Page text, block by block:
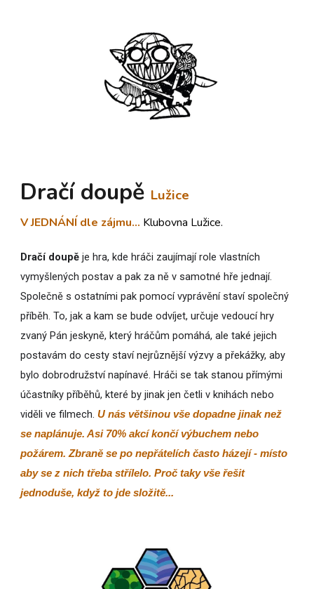
Dračí doupě Lužice
V JEDNÁNÍ dle zájmu... Klubovna Lužice.
Dračí doupě je hra, kde hráči zaujímají role vlastních
vymyšlených postav a pak za ně v samotné hře jednají.
Společně s ostatními pak pomocí vyprávění staví společný
příběh. To, jak a kam se bude odvíjet, určuje vedoucí hry
zvaný Pán jeskyně, který hráčům pomáhá, ale také jejich
postavám do cesty staví nejrůznější výzvy a překážky, aby
bylo dobrodružství napínavé. Hráči se tak stanou přímými
účastníky příběhů, které by jinak jen četli v knihách nebo
viděli ve filmech. U nás většinou vše dopadne jinak než
se naplánuje. Asi 70% akcí končí výbuchem nebo
požárem. Zbraně se po nepřátelích často házejí - místo
aby se z nich třeba střílelo. Proč taky vše řešit
jednoduše, když to jde složitě...